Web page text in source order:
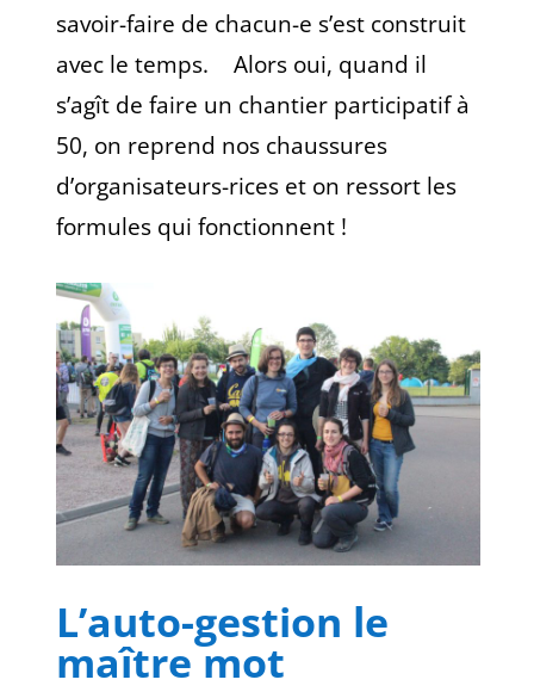
savoir-faire de chacun-e s’est construit
avec le temps. Alors oui, quand il
s’agît de faire un chantier participatif à
50, on reprend nos chaussures
d’organisateurs-rices et on ressort les
formules qui fonctionnent !
L’auto-gestion le
maître mot